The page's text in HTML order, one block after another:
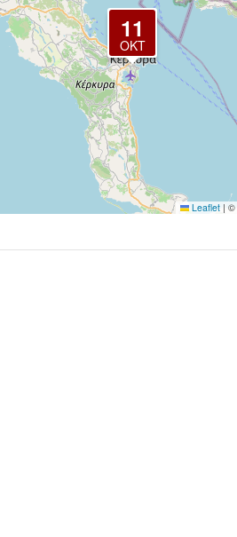
11
ΟΚΤ
Leaflet | ©